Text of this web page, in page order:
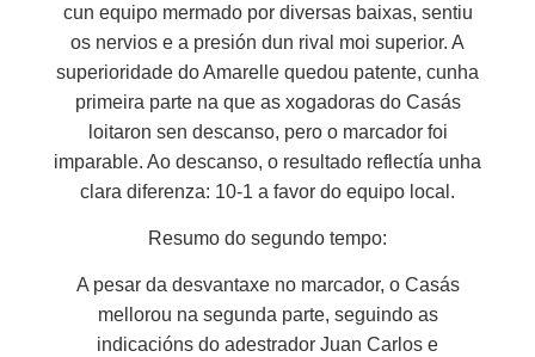
cun equipo mermado por diversas baixas, sentiu
os nervios e a presión dun rival moi superior. A
superioridade do Amarelle quedou patente, cunha
primeira parte na que as xogadoras do Casás
loitaron sen descanso, pero o marcador foi
imparable. Ao descanso, o resultado reflectía unha
clara diferenza: 10-1 a favor do equipo local.
Resumo do segundo tempo:
A pesar da desvantaxe no marcador, o Casás
mellorou na segunda parte, seguindo as
indicacións do adestrador Juan Carlos e